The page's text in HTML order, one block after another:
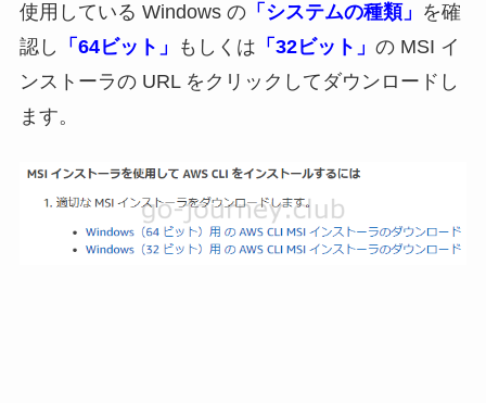
使用している Windows の「システムの種類」 を確
認し
「64ビット」 もしくは 「32ビット」 の MSI イ
ンストーラの URL をクリックしてダウンロードし
ます。